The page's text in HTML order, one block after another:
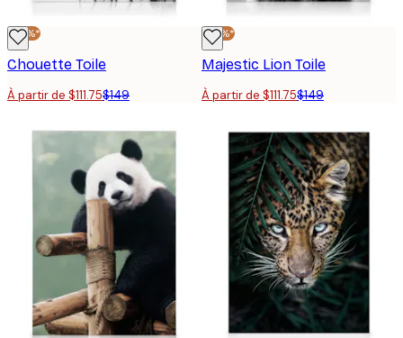
-25%*
Chouette Toile
À partir de $111.75$149
-25%*
Majestic Lion Toile
À partir de $111.75$149